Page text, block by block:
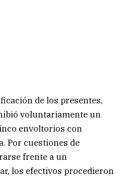
de los presentes,
voluntariamente un
envoltorios con
Por cuestiones de
frente a un
los efectivos procedieron